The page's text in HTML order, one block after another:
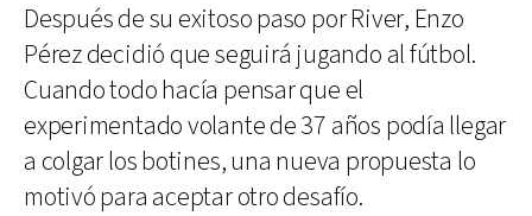
Después de su exitoso paso por River, Enzo
Pérez decidió que seguirá jugando al fútbol.
Cuando todo hacía pensar que el
experimentado volante de 37 años podía llegar
a colgar los botines, una nueva propuesta lo
motivó para aceptar otro desafío.